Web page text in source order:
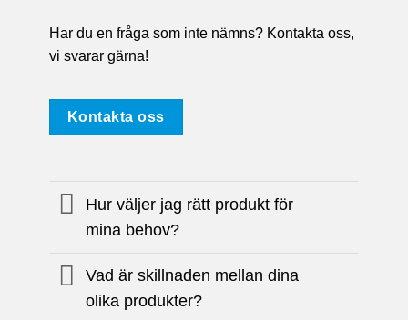
Har du en fråga som inte nämns? Kontakta oss,
vi svarar gärna!
Kontakta oss
Hur väljer jag rätt produkt för
mina behov?
Vad är skillnaden mellan dina
olika produkter?